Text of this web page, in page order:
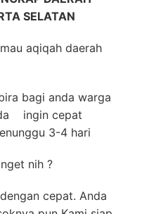
SELATAN
aqiqah daerah
bagi anda warga
ingin cepat
3-4 hari
nih ?
cepat. Anda